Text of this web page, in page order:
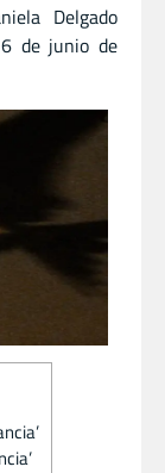
Delgado
de junio de